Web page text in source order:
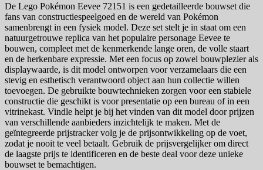
De Lego Pokémon Eevee 72151 is een gedetailleerde bouwset die
fans van constructiespeelgoed en de wereld van Pokémon
samenbrengt in een fysiek model. Deze set stelt je in staat om een
natuurgetrouwe replica van het populaire personage Eevee te
bouwen, compleet met de kenmerkende lange oren, de volle staart
en de herkenbare expressie. Met een focus op zowel bouwplezier als
displaywaarde, is dit model ontworpen voor verzamelaars die een
stevig en esthetisch verantwoord object aan hun collectie willen
toevoegen. De gebruikte bouwtechnieken zorgen voor een stabiele
constructie die geschikt is voor presentatie op een bureau of in een
vitrinekast. Vindle helpt je bij het vinden van dit model door prijzen
van verschillende aanbieders inzichtelijk te maken. Met de
geïntegreerde prijstracker volg je de prijsontwikkeling op de voet,
zodat je nooit te veel betaalt. Gebruik de prijsvergelijker om direct
de laagste prijs te identificeren en de beste deal voor deze unieke
bouwset te bemachtigen.